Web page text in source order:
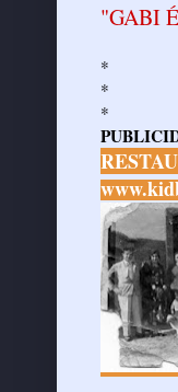
"GABI
*
*
*